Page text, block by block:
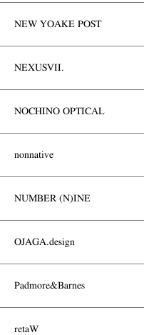
NEW YOAKE POST
NEXUSVII.
NOCHINO OPTICAL
nonnative
NUMBER (N)INE
OJAGA.design
Padmore&Barnes
retaW